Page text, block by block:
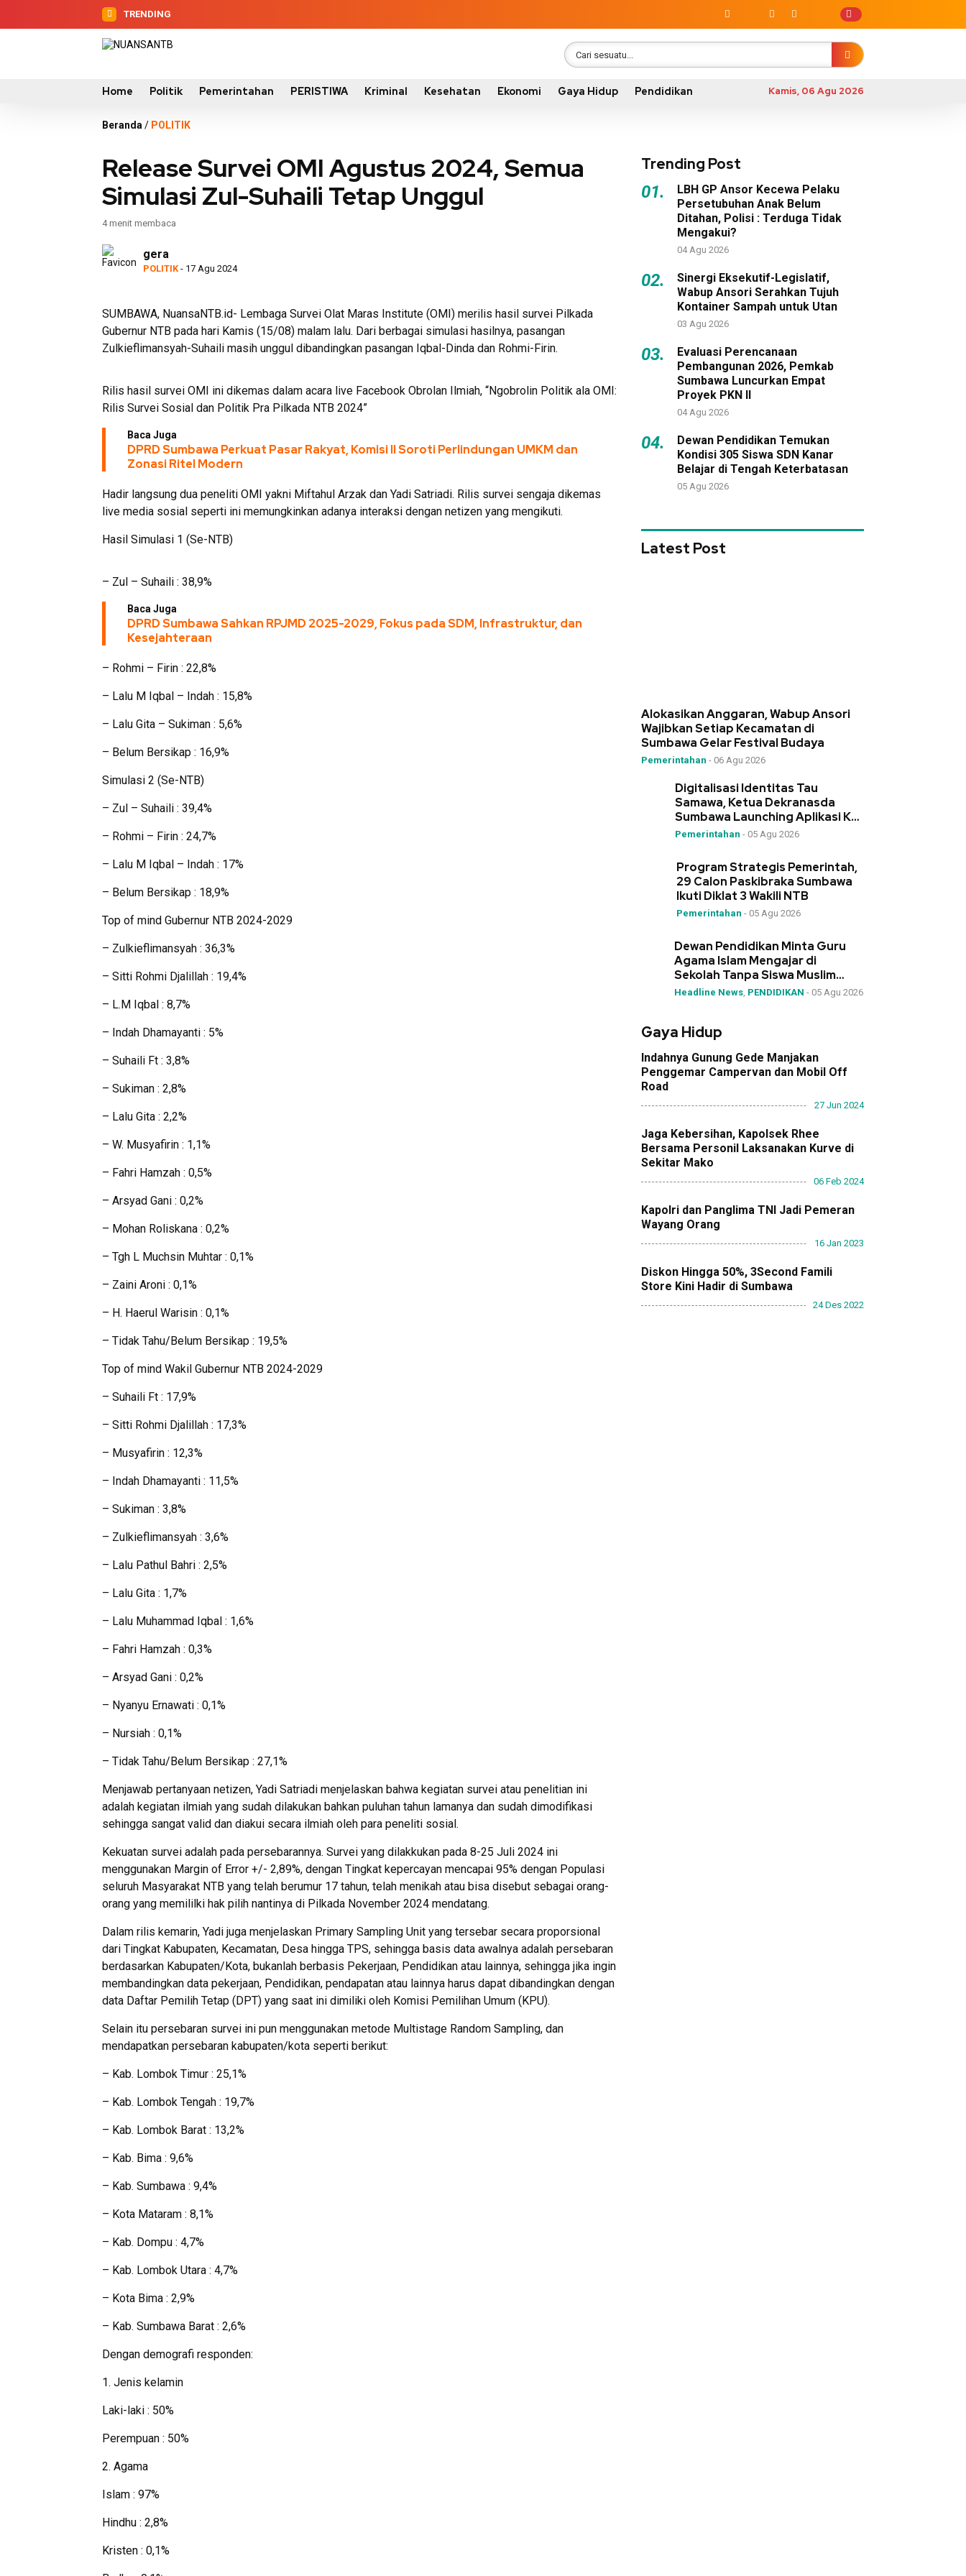
TRENDING
Home Politik Pemerintahan PERISTIWA Kriminal Kesehatan Ekonomi Gaya Hidup Pendidikan Kamis, 06 Agu 2026
Beranda / POLITIK
Release Survei OMI Agustus 2024, Semua
Simulasi Zul-Suhaili Tetap Unggul
4 menit membaca
gera
POLITIK - 17 Agu 2024
SUMBAWA, NuansaNTB.id- Lembaga Survei Olat Maras Institute (OMI) merilis hasil survei Pilkada
Gubernur NTB pada hari Kamis (15/08) malam lalu. Dari berbagai simulasi hasilnya, pasangan
Zulkieflimansyah-Suhaili masih unggul dibandingkan pasangan Iqbal-Dinda dan Rohmi-Firin.
Rilis hasil survei OMI ini dikemas dalam acara live Facebook Obrolan Ilmiah, “Ngobrolin Politik ala OMI:
Rilis Survei Sosial dan Politik Pra Pilkada NTB 2024”
Baca Juga
DPRD Sumbawa Perkuat Pasar Rakyat, Komisi II Soroti Perlindungan UMKM dan
Zonasi Ritel Modern
Hadir langsung dua peneliti OMI yakni Miftahul Arzak dan Yadi Satriadi. Rilis survei sengaja dikemas
live media sosial seperti ini memungkinkan adanya interaksi dengan netizen yang mengikuti.
Hasil Simulasi 1 (Se-NTB)
– Zul – Suhaili : 38,9%
Baca Juga
DPRD Sumbawa Sahkan RPJMD 2025-2029, Fokus pada SDM, Infrastruktur, dan
Kesejahteraan
– Rohmi – Firin : 22,8%
– Lalu M Iqbal – Indah : 15,8%
– Lalu Gita – Sukiman : 5,6%
– Belum Bersikap : 16,9%
Simulasi 2 (Se-NTB)
– Zul – Suhaili : 39,4%
– Rohmi – Firin : 24,7%
– Lalu M Iqbal – Indah : 17%
– Belum Bersikap : 18,9%
Top of mind Gubernur NTB 2024-2029
– Zulkieflimansyah : 36,3%
– Sitti Rohmi Djalillah : 19,4%
– L.M Iqbal : 8,7%
– Indah Dhamayanti : 5%
– Suhaili Ft : 3,8%
– Sukiman : 2,8%
– Lalu Gita : 2,2%
– W. Musyafirin : 1,1%
– Fahri Hamzah : 0,5%
– Arsyad Gani : 0,2%
– Mohan Roliskana : 0,2%
– Tgh L Muchsin Muhtar : 0,1%
– Zaini Aroni : 0,1%
– H. Haerul Warisin : 0,1%
– Tidak Tahu/Belum Bersikap : 19,5%
Top of mind Wakil Gubernur NTB 2024-2029
– Suhaili Ft : 17,9%
– Sitti Rohmi Djalillah : 17,3%
– Musyafirin : 12,3%
– Indah Dhamayanti : 11,5%
– Sukiman : 3,8%
– Zulkieflimansyah : 3,6%
– Lalu Pathul Bahri : 2,5%
– Lalu Gita : 1,7%
– Lalu Muhammad Iqbal : 1,6%
– Fahri Hamzah : 0,3%
– Arsyad Gani : 0,2%
– Nyanyu Ernawati : 0,1%
– Nursiah : 0,1%
– Tidak Tahu/Belum Bersikap : 27,1%
Menjawab pertanyaan netizen, Yadi Satriadi menjelaskan bahwa kegiatan survei atau penelitian ini
adalah kegiatan ilmiah yang sudah dilakukan bahkan puluhan tahun lamanya dan sudah dimodifikasi
sehingga sangat valid dan diakui secara ilmiah oleh para peneliti sosial.
Kekuatan survei adalah pada persebarannya. Survei yang dilakkukan pada 8-25 Juli 2024 ini
menggunakan Margin of Error +/- 2,89%, dengan Tingkat kepercayan mencapai 95% dengan Populasi
seluruh Masyarakat NTB yang telah berumur 17 tahun, telah menikah atau bisa disebut sebagai orang-
orang yang memililki hak pilih nantinya di Pilkada November 2024 mendatang.
Dalam rilis kemarin, Yadi juga menjelaskan Primary Sampling Unit yang tersebar secara proporsional
dari Tingkat Kabupaten, Kecamatan, Desa hingga TPS, sehingga basis data awalnya adalah persebaran
berdasarkan Kabupaten/Kota, bukanlah berbasis Pekerjaan, Pendidikan atau lainnya, sehingga jika ingin
membandingkan data pekerjaan, Pendidikan, pendapatan atau lainnya harus dapat dibandingkan dengan
data Daftar Pemilih Tetap (DPT) yang saat ini dimiliki oleh Komisi Pemilihan Umum (KPU).
Selain itu persebaran survei ini pun menggunakan metode Multistage Random Sampling, dan
mendapatkan persebaran kabupaten/kota seperti berikut:
– Kab. Lombok Timur : 25,1%
– Kab. Lombok Tengah : 19,7%
– Kab. Lombok Barat : 13,2%
– Kab. Bima : 9,6%
– Kab. Sumbawa : 9,4%
– Kota Mataram : 8,1%
– Kab. Dompu : 4,7%
– Kab. Lombok Utara : 4,7%
– Kota Bima : 2,9%
– Kab. Sumbawa Barat : 2,6%
Dengan demografi responden:
1. Jenis kelamin
Laki-laki : 50%
Perempuan : 50%
2. Agama
Islam : 97%
Hindhu : 2,8%
Kristen : 0,1%
Trending Post
01.
LBH GP Ansor Kecewa Pelaku
Persetubuhan Anak Belum
Ditahan, Polisi : Terduga Tidak
Mengakui?
04 Agu 2026
02.
Sinergi Eksekutif-Legislatif,
Wabup Ansori Serahkan Tujuh
Kontainer Sampah untuk Utan
03 Agu 2026
03.
Evaluasi Perencanaan
Pembangunan 2026, Pemkab
Sumbawa Luncurkan Empat
Proyek PKN II
04 Agu 2026
04.
Dewan Pendidikan Temukan
Kondisi 305 Siswa SDN Kanar
Belajar di Tengah Keterbatasan
05 Agu 2026
Latest Post
Alokasikan Anggaran, Wabup Ansori
Wajibkan Setiap Kecamatan di
Sumbawa Gelar Festival Budaya
Pemerintahan - 06 Agu 2026
Digitalisasi Identitas Tau
Samawa, Ketua Dekranasda
Sumbawa Launching Aplikasi Kre
Alang
Pemerintahan - 05 Agu 2026
Program Strategis Pemerintah,
29 Calon Paskibraka Sumbawa
Ikuti Diklat 3 Wakili NTB
Pemerintahan - 05 Agu 2026
Dewan Pendidikan Minta Guru
Agama Islam Mengajar di
Sekolah Tanpa Siswa Muslim
Dipindahkan
Headline News, PENDIDIKAN - 05 Agu 2026
Gaya Hidup
Indahnya Gunung Gede Manjakan
Penggemar Campervan dan Mobil Off
Road
27 Jun 2024
Jaga Kebersihan, Kapolsek Rhee
Bersama Personil Laksanakan Kurve di
Sekitar Mako
06 Feb 2024
Kapolri dan Panglima TNI Jadi Pemeran
Wayang Orang
16 Jan 2023
Diskon Hingga 50%, 3Second Famili
Store Kini Hadir di Sumbawa
24 Des 2022